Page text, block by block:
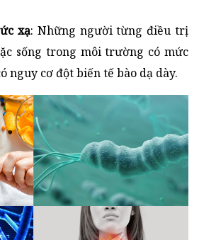
xạ: Những người từng điều trị
sống trong môi trường có mức
nguy cơ đột biến tế bào dạ dày.